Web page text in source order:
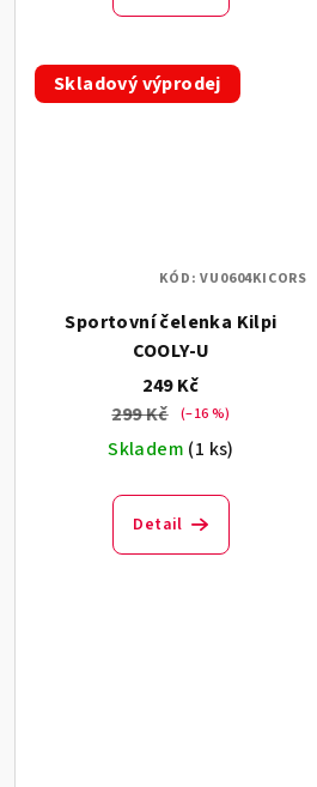
Skladový výprodej
Sportovní čelenka Kilpi
COOLY-U
249 Kč
299 Kč
(–16 %)
Skladem (1 ks)
Detail
KÓD:VU0604KICORS